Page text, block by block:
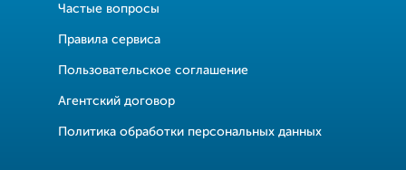
Частые вопросы
Правила сервиса
Пользовательское соглашение
Агентский договор
Политика обработки персональных данных